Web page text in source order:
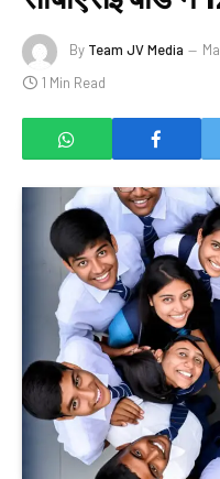
By Team JV Media
1 Min Read